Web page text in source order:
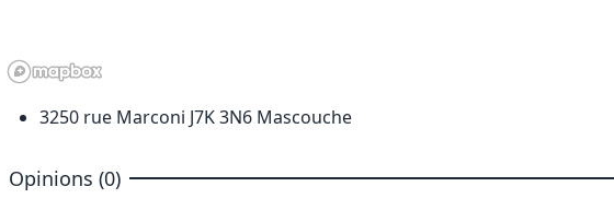
3250 rue Marconi J7K 3N6 Mascouche
Opinions (0)